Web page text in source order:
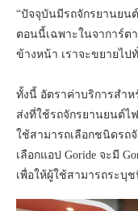
“ปัจจุบันมีรถจักรยานยน
ตอนนี้เฉพาะในจาการ์ต
ข้างหน้า เราจะขยายไป
ทั้งนี้ อัตราค่าบริการสำ
ส่งที่ใช้รถจักรยานยนต์ไ
ใช้สามารถเลือกชนิดรถ
เลือกแอป Goride จะมี
เพื่อให้ผู้ใช้สามารถระบุ